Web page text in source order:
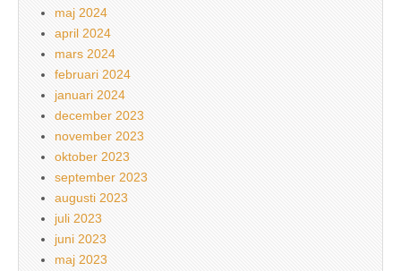
maj 2024
april 2024
mars 2024
februari 2024
januari 2024
december 2023
november 2023
oktober 2023
september 2023
augusti 2023
juli 2023
juni 2023
maj 2023